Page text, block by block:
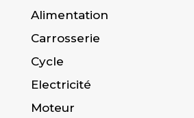
Alimentation
Carrosserie
Cycle
Electricité
Moteur